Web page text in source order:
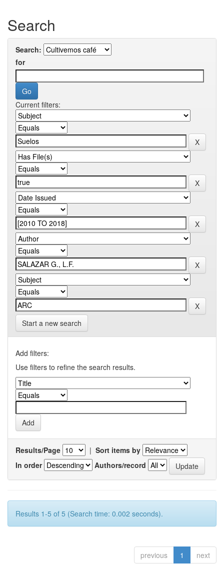
Search
Search:
for
Current filters:
Start a new search
Add filters:
Use filters to refine the search results.
Results/Page | Sort items by
In order
Authors/record
Results 1-5 of 5 (Search time: 0.002 seconds).
previous 1 next